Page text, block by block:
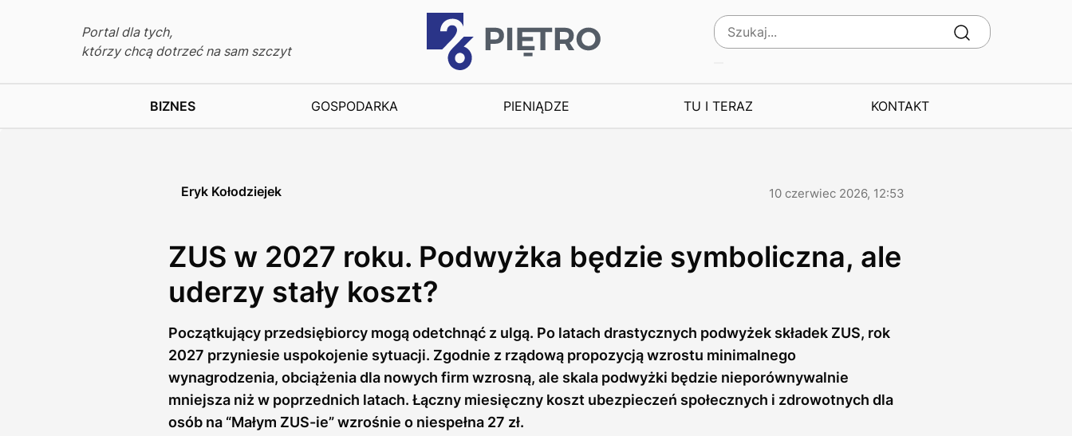
Portal dla tych,
którzy chcą dotrzeć na sam szczyt
BIZNES GOSPODARKA PIENIĄDZE TU I TERAZ KONTAKT
Eryk Kołodziejek 10 czerwiec 2026, 12:53
ZUS w 2027 roku. Podwyżka będzie symboliczna, ale
uderzy stały koszt?
Początkujący przedsiębiorcy mogą odetchnąć z ulgą. Po latach drastycznych podwyżek składek ZUS, rok
2027 przyniesie uspokojenie sytuacji. Zgodnie z rządową propozycją wzrostu minimalnego
wynagrodzenia, obciążenia dla nowych firm wzrosną, ale skala podwyżki będzie nieporównywalnie
mniejsza niż w poprzednich latach. Łączny miesięczny koszt ubezpieczeń społecznych i zdrowotnych dla
osób na “Małym ZUS-ie” wzrośnie o niespełna 27 zł.